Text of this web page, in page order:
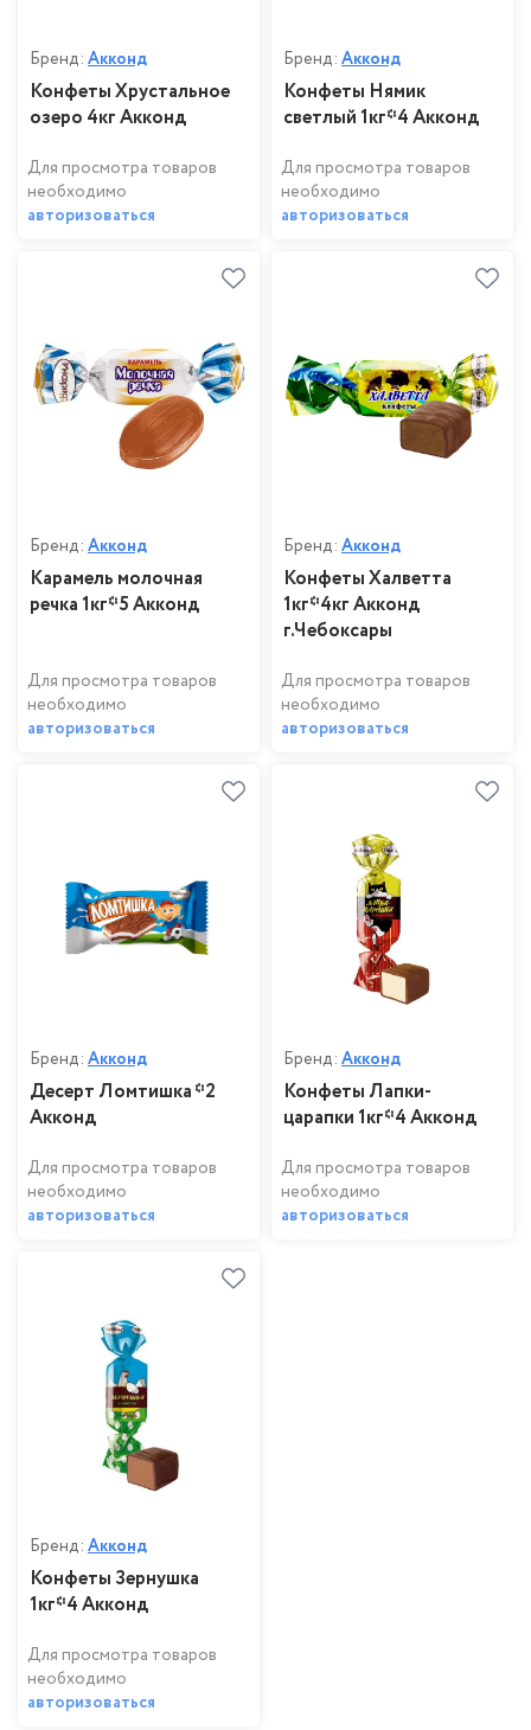
Бренд: Акконд
Конфеты Хрустальное
озеро 4кг Акконд
Для просмотра товаров
необходимо
авторизоваться
Бренд: Акконд
Конфеты Нямик
светлый 1кг*4 Акконд
Для просмотра товаров
необходимо
авторизоваться
Бренд: Акконд
Карамель молочная
речка 1кг*5 Акконд
Для просмотра товаров
необходимо
авторизоваться
Бренд: Акконд
Конфеты Халветта
1кг*4кг Акконд
г.Чебоксары
Для просмотра товаров
необходимо
авторизоваться
Бренд: Акконд
Десерт Ломтишка *2
Акконд
Для просмотра товаров
необходимо
авторизоваться
Бренд: Акконд
Конфеты Лапки-
царапки 1кг*4 Акконд
Для просмотра товаров
необходимо
авторизоваться
Бренд: Акконд
Конфеты Зернушка
1кг*4 Акконд
Для просмотра товаров
необходимо
авторизоваться